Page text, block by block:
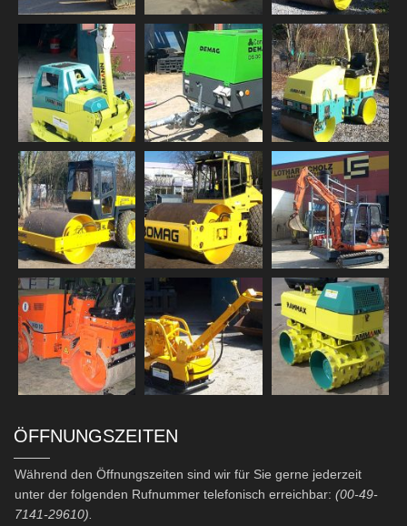
ÖFFNUNGSZEITEN
Während den Öffnungszeiten sind wir für Sie gerne jederzeit
unter der folgenden Rufnummer telefonisch erreichbar: (00-49-
7141-29610).